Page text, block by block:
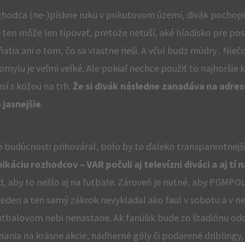
(ne-)pískne ruku v pokutovom území, divák
môže len tipovať, pretože netuší, aké hľadisko pre
ani o tom, čo sa vlastne rieši. A včul budz múdry .
je veľmi veľké. Ale pokiaľ nechce použiť to
s kožou na trh. Že si divák následne zanadáva na
.
budúcnosti prihováral, bolo by to ďaleko
rozhodcov – VAR počuli aj televízni diváci a aj tí
aby to nešlo aj na futbale. Zároveň je nutné, aby
a ten samý zákrok nevykladal ako faul v sobotu a v
nebi nenastane. Ak fanúšik bude zo štadiónu
na krásne akcie, nádherné góly či podarené